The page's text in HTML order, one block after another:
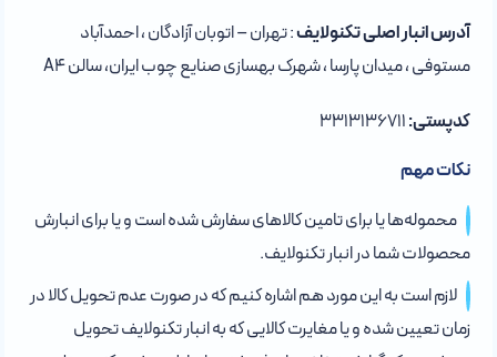
آدرس انبار اصلی تکنولایف: تهران – اتوبان آزادگان ، احمدآباد
مستوفی ، میدان پارسا ، شهرک بهسازی صنایع چوب ایران، سالن A4
کدپستی:
نکات مهم
محموله‌ها یا برای تامین کالاهای سفارش شده است و یا برای انبارش
محصولات شما در انبار تکنولایف.
لازم است به این مورد هم اشاره کنیم که در صورت عدم تحویل کالا در
زمان تعیین شده و یا مغایرت کالایی که به انبار تکنولایف تحویل